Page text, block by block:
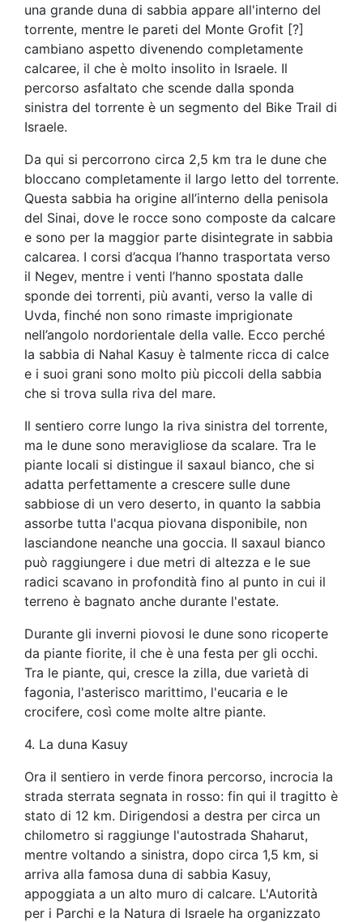
una grande duna di sabbia appare all'interno del
torrente, mentre le pareti del Monte Grofit [?]
cambiano aspetto divenendo completamente
calcaree, il che è molto insolito in Israele. Il
percorso asfaltato che scende dalla sponda
sinistra del torrente è un segmento del Bike Trail di
Israele.
Da qui si percorrono circa 2,5 km tra le dune che
bloccano completamente il largo letto del torrente.
Questa sabbia ha origine all’interno della penisola
del Sinai, dove le rocce sono composte da calcare
e sono per la maggior parte disintegrate in sabbia
calcarea. I corsi d’acqua l’hanno trasportata verso
il Negev, mentre i venti l’hanno spostata dalle
sponde dei torrenti, più avanti, verso la valle di
Uvda, finché non sono rimaste imprigionate
nell’angolo nordorientale della valle. Ecco perché
la sabbia di Nahal Kasuy è talmente ricca di calce
e i suoi grani sono molto più piccoli della sabbia
che si trova sulla riva del mare.
Il sentiero corre lungo la riva sinistra del torrente,
ma le dune sono meravigliose da scalare. Tra le
piante locali si distingue il saxaul bianco, che si
adatta perfettamente a crescere sulle dune
sabbiose di un vero deserto, in quanto la sabbia
assorbe tutta l'acqua piovana disponibile, non
lasciandone neanche una goccia. Il saxaul bianco
può raggiungere i due metri di altezza e le sue
radici scavano in profondità fino al punto in cui il
terreno è bagnato anche durante l'estate.
Durante gli inverni piovosi le dune sono ricoperte
da piante fiorite, il che è una festa per gli occhi.
Tra le piante, qui, cresce la zilla, due varietà di
fagonia, l'asterisco marittimo, l'eucaria e le
crocifere, così come molte altre piante.
4. La duna Kasuy
Ora il sentiero in verde finora percorso, incrocia la
strada sterrata segnata in rosso: fin qui il tragitto è
stato di 12 km. Dirigendosi a destra per circa un
chilometro si raggiunge l'autostrada Shaharut,
mentre voltando a sinistra, dopo circa 1,5 km, si
arriva alla famosa duna di sabbia Kasuy,
appoggiata a un alto muro di calcare. L'Autorità
per i Parchi e la Natura di Israele ha organizzato